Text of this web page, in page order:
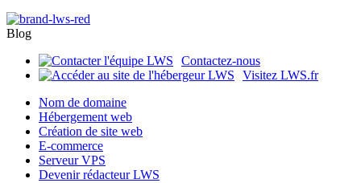
Blog
Contactez-nous
Visitez LWS.fr
Nom de domaine
Hébergement web
Création de site web
E-commerce
Serveur VPS
Devenir rédacteur LWS